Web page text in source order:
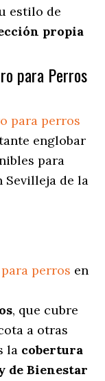
estilo de
propia
para Perros
para perros
englobar
para
Sevilleja de la
perros en
, que cubre
a otras
la cobertura
de Bienestar